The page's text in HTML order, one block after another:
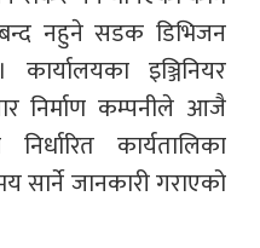
नहुने सडक डिभिजन
इञ्जिनियर
निर्माण कम्पनीले आजै
कार्यतालिका
जानकारी गराएको